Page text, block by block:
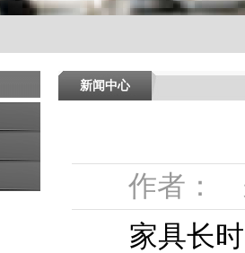
新闻中心
作者：
家具长时